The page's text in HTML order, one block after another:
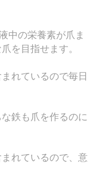
中の栄養素が爪ま
を目指せます。
れているので毎日
鉄も爪を作るのに
れているので、意